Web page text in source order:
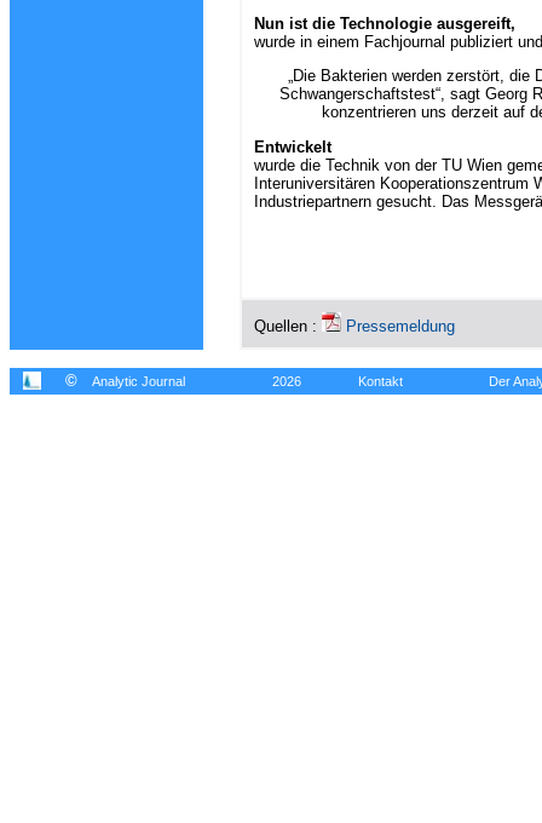
Nun ist die Technologie ausgereift,
wurde in einem Fachjournal publiziert
„Die Bakterien werden zerstört, die
Schwangerschaftstest“, sagt Georg
konzentrieren uns derzeit auf
Entwickelt
wurde die Technik von der TU Wien
Interuniversitären Kooperationszentrum
Industriepartnern gesucht. Das
Quellen : Pressemeldung
© Analytic Journal 2026 Kontakt Der